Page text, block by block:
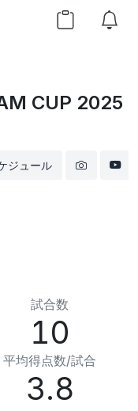
CUP 2025
ジュール
試合数
10
平均得点数/試合
3.8